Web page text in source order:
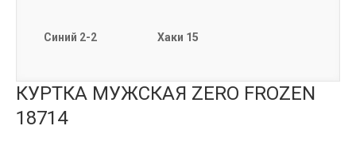
Синий 2-2 Хаки 15
КУРТКА МУЖСКАЯ ZERO FROZEN
18714